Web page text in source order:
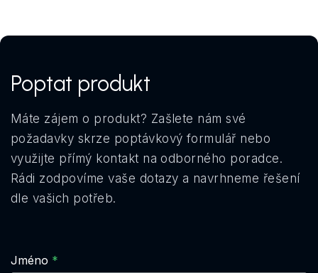
Poptat produkt
Máte zájem o produkt? Zašlete nám své
požadavky skrze poptávkový formulář nebo
využijte přímý kontakt na odborného poradce.
Rádi zodpovíme vaše dotazy a navrhneme řešení
dle vašich potřeb.
Jméno